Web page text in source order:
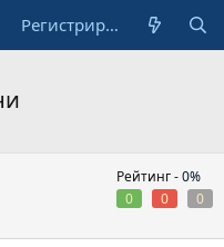
Регистрирай се
Рейтинг -0%
0
0 0